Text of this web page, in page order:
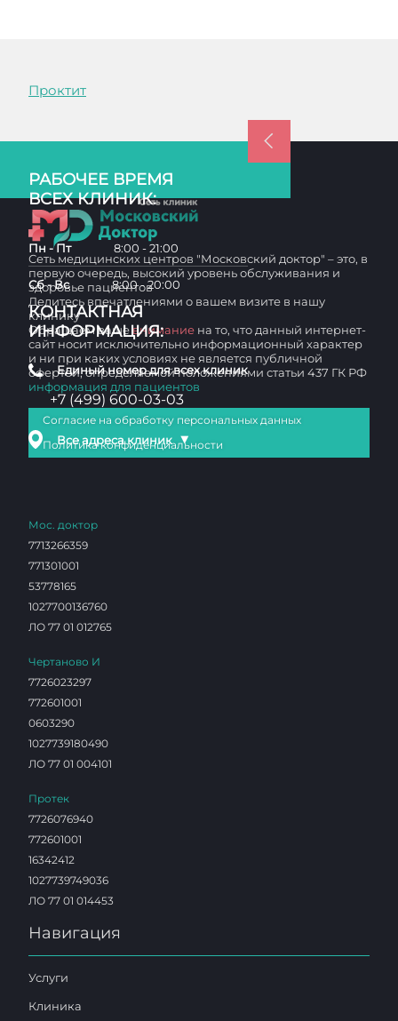
Проктит
РАБОЧЕЕ ВРЕМЯ
ВСЕХ КЛИНИК:
Пн - Пт 8:00 - 21:00
Сб - Вс 8:00 - 20:00
КОНТАКТНАЯ
ИНФОРМАЦИЯ:
Единый номер для всех клиник
+7 (499) 600-03-03
Все адреса клиник ▼
Сеть медицинских центров "Московский доктор" – это, в
первую очередь, высокий уровень обслуживания и
здоровье пациентов
Делитесь впечатлениями о вашем визите в нашу
клинику
Обращаем вашевнимание на то, что данный интернет-
сайт носит исключительно информационный характер
и ни при каких условиях не является публичной
офертой, определяемой положениями статьи 437 ГК РФ
информация для пациентов
Согласие на обработку персональных данных
Политика конфиденциальности
Мос. доктор
7713266359
771301001
53778165
1027700136760
ЛО 77 01 012765
Чертаново И
7726023297
772601001
0603290
1027739180490
ЛО 77 01 004101
Протек
7726076940
772601001
16342412
1027739749036
ЛО 77 01 014453
Навигация
Услуги
Клиника